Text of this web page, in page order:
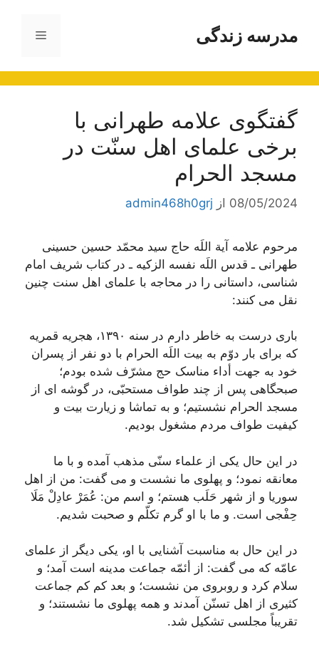
محتوامدرسه زندگی فهرست
گفتگوى علامه طهرانی با
برخى علماى اهل سنّت در
مسجد الحرام
08/05/2024 از admin468h0grj
مرحوم علامه آیة اللَه حاج سید محمّد حسین حسینی
طهرانی ـ قدس اللَه نفسه الزکیه ـ در کتاب شریف امام
شناسی، داستانی را در محاجه با علمای اهل سنت چنین
نقل می کنند:
بارى درست به خاطر دارم در سنه ١٣٩٠، هجریه قمریه
که براى بار دوّم به بیت اللَه الحرام با دو نفر از پسران
خود به جهت أداء مناسک حج مشرّف شده بودم؛
صبحگاهى پس از چند طواف مستحبّى، در گوشه ‌اى از
مسجد الحرام نشستیم؛ و به تماشا و زیارت بیت و
کیفیت طواف مردم مشغول بودیم.
در این حال یکى از علماء سنّى مذهب آمده و با ما
معانقه نمود؛ و پهلوى ما نشست و مى‌ گفت: من از اهل
سوریا و از شهر حَلَب هستم؛ و اسم من: عُمَرْ عادِلْ‌ مَلَا
حِفْجى است. و ما با او گرم تکلّم و صحبت شدیم.
در این حال به مناسبت آشنایى با او، یکى دیگر از علماى
عامّه که مى ‌گفت: از أئمّه جماعت مدینه است آمد؛ و
سلام کرد و روبروى من نشست؛ و بعد کم کم جماعت
کثیرى از اهل تسنّن آمدند و همه پهلوى ما نشستند؛ و
تقریباً مجلسى تشکیل شد.